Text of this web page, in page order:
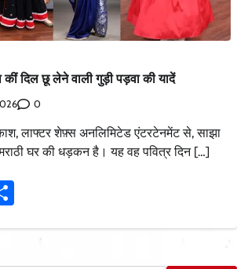
दिल छू लेने वाली गुड़ी पड़वा की यादें
0
लाफ्टर शेफ़्स अनलिमिटेड एंटरटेनमेंट से, साझा
घर की धड़कन है। यह वह पवित्र दिन […]